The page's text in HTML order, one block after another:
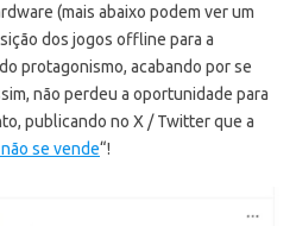
(mais abaixo podem ver um
dos jogos offline para a
protagonismo, acabando por se
não perdeu a oportunidade para
publicando no X / Twitter que a
se vende“!